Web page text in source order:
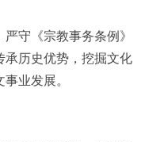
守《宗教事务条例》
承历史优势，挖掘文化
业发展。